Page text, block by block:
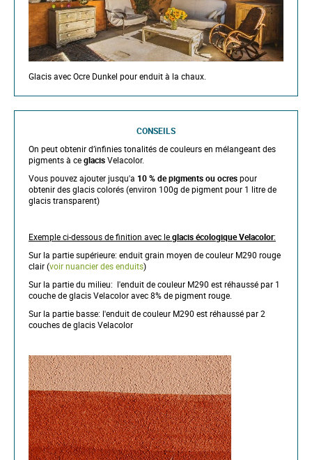
Glacis avec Ocre Dunkel pour enduit à la chaux.
CONSEILS
On peut obtenir d’infinies tonalités de couleurs en mélangeant des
pigments à ceglacisVelacolor.
Vous pouvez ajouter jusqu'a 10 % de pigments ou ocrespour
obtenir des glacis colorés (environ 100g de pigment pour 1 litre de
glacis transparent)
Exemple ci-dessous de finition avec leglacis écologique Velacolor:
Sur la partie supérieure: enduit grain moyen de couleur M290 rouge
clair (voir nuancier des enduits)
Sur la partie du milieu: l'enduit de couleur M290 est réhaussé par 1
couche de glacis Velacolor avec 8% de pigment rouge.
Sur la partie basse: l'enduit de couleur M290 est réhaussé par 2
couches de glacis Velacolor